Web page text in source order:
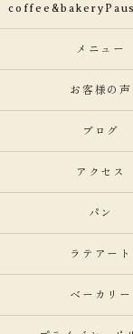
メニュー
お客様の声
ブログ
アクセス
パン
ラテアート
ベーカリー